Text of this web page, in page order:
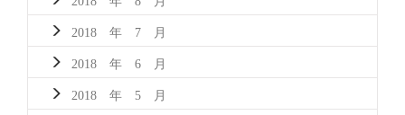
2018 年 7 月
2018 年 6 月
2018 年 5 月